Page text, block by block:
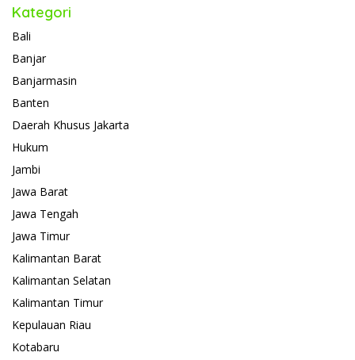
Kategori
Bali
Banjar
Banjarmasin
Banten
Daerah Khusus Jakarta
Hukum
Jambi
Jawa Barat
Jawa Tengah
Jawa Timur
Kalimantan Barat
Kalimantan Selatan
Kalimantan Timur
Kepulauan Riau
Kotabaru